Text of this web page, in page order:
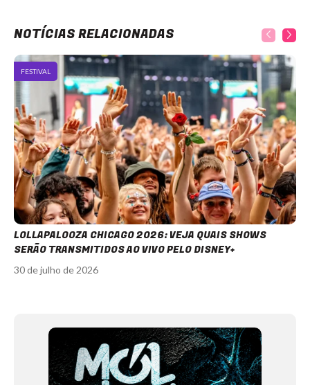
NOTÍCIAS RELACIONADAS
FESTIVAL
LOLLAPALOOZA CHICAGO 2026: VEJA QUAIS SHOWS
SERÃO TRANSMITIDOS AO VIVO PELO DISNEY+
30 de julho de 2026